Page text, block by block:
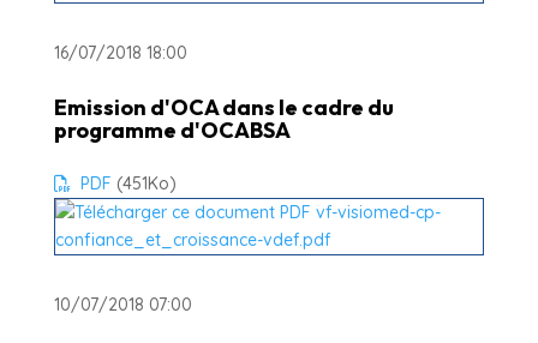
16/07/2018 18:00
Emission d'OCA dans le cadre du
programme d'OCABSA
PDF (451Ko)
10/07/2018 07:00